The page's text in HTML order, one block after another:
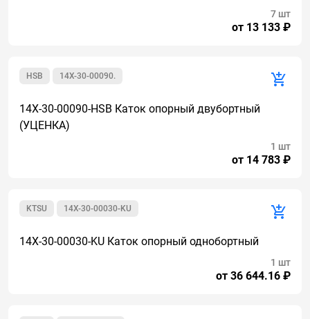
от 13 133 ₽
7 шт
14X-30-00090.
HSB
14X-30-00090-HSB Каток опорный двубортный
(УЦЕНКА)
от 14 783 ₽
1 шт
14X-30-00030-KU
KTSU
14X-30-00030-KU Каток опорный однобортный
от 36 644.16 ₽
1 шт